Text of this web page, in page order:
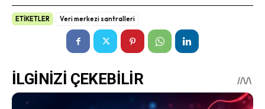
ETİKETLER Veri merkezi santralleri